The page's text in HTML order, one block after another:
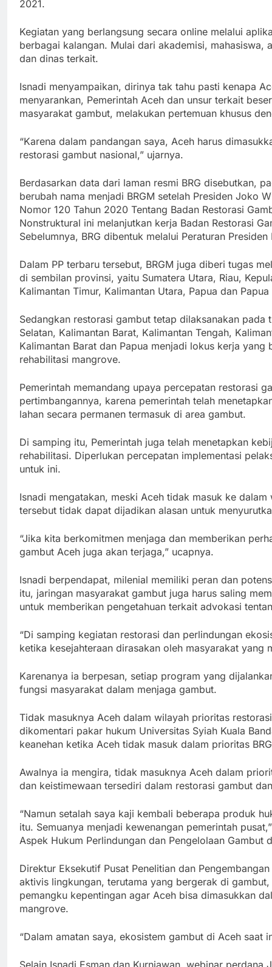
2021.
Kegiatan yang berlangsung secara online melalui
berbagai kalangan. Mulai dari akademisi, mahasiswa,
dan dinas terkait.
Isnadi menyampaikan, dirinya tak tahu pasti kenapa
menyarankan, Pemerintah Aceh dan unsur terkait
masyarakat gambut, melakukan pertemuan khusus
“Karena dalam pandangan saya, Aceh harus
restorasi gambut nasional,” ujarnya.
Berdasarkan data dari laman resmi BRG disebutkan,
berubah nama menjadi BRGM setelah Presiden Joko
Nomor 120 Tahun 2020 Tentang Badan Restorasi
Nonstruktural ini melanjutkan kerja Badan Restorasi
Sebelumnya, BRG dibentuk melalui Peraturan Presiden
Dalam PP terbaru tersebut, BRGM juga diberi tugas
di sembilan provinsi, yaitu Sumatera Utara, Riau,
Kalimantan Timur, Kalimantan Utara, Papua dan Papua
Sedangkan restorasi gambut tetap dilaksanakan
Selatan, Kalimantan Barat, Kalimantan Tengah,
Kalimantan Barat dan Papua menjadi lokus kerja
rehabilitasi mangrove.
Pemerintah memandang upaya percepatan restorasi
pertimbangannya, karena pemerintah telah
lahan secara permanen termasuk di area gambut.
Di samping itu, Pemerintah juga telah menetapkan
rehabilitasi. Diperlukan percepatan implementasi
untuk ini.
Isnadi mengatakan, meski Aceh tidak masuk ke
tersebut tidak dapat dijadikan alasan untuk
“Jika kita berkomitmen menjaga dan memberikan
gambut Aceh juga akan terjaga,” ucapnya.
Isnadi berpendapat, milenial memiliki peran dan
itu, jaringan masyarakat gambut juga harus saling
untuk memberikan pengetahuan terkait advokasi
“Di samping kegiatan restorasi dan perlindungan
ketika kesejahteraan dirasakan oleh masyarakat yang
Karenanya ia berpesan, setiap program yang
fungsi masyarakat dalam menjaga gambut.
Tidak masuknya Aceh dalam wilayah prioritas
dikomentari pakar hukum Universitas Syiah Kuala
keanehan ketika Aceh tidak masuk dalam prioritas
Awalnya ia mengira, tidak masuknya Aceh dalam
dan keistimewaan tersediri dalam restorasi gambut
“Namun setalah saya kaji kembali beberapa produk
itu. Semuanya menjadi kewenangan pemerintah
Aspek Hukum Perlindungan dan Pengelolaan Gambut
Direktur Eksekutif Pusat Penelitian dan
aktivis lingkungan, terutama yang bergerak di
pemangku kepentingan agar Aceh bisa dimasukkan
mangrove.
“Dalam amatan saya, ekosistem gambut di Aceh saat